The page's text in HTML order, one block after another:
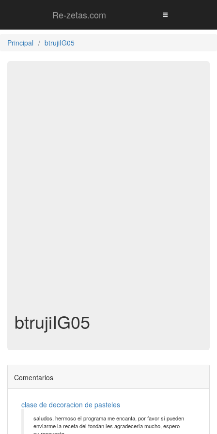
Re-zetas.com
Principal btrujiIG05
btrujiIG05
Comentarios
clase de decoracion de pasteles
saludos, hermoso el programa me encanta, por favor si pueden
enviarme la receta del fondan les agradeceria mucho, espero